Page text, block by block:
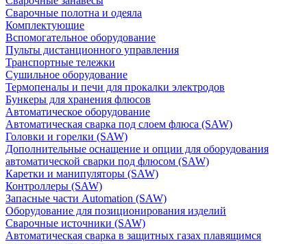
Сварочные полотна и одеяла
Комплектующие
Вспомогательное оборудование
Пульты дистанционного управления
Транспортные тележки
Сушильное оборудование
Термопеналы и печи для прокалки электродов
Бункеры для хранения флюсов
Автоматическое оборудование
Автоматическая сварка под слоем флюса (SAW)
Головки и горелки (SAW)
Дополнительные оснащение и опции для оборудования
автоматической сварки под флюсом (SAW)
Каретки и манипуляторы (SAW)
Контроллеры (SAW)
Запасные части Automation (SAW)
Оборудование для позиционирования изделий
Сварочные источники (SAW)
Автоматическая сварка в защитных газах плавящимся